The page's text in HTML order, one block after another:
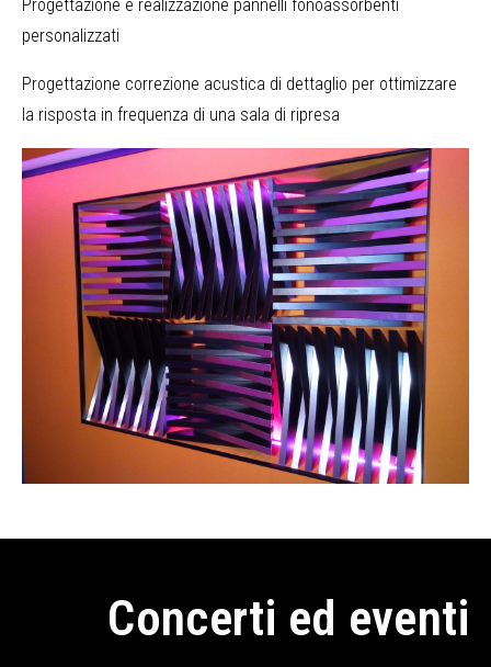
Progettazione e realizzazione pannelli fonoassorbenti
personalizzati
Progettazione correzione acustica di dettaglio per ottimizzare
la risposta in frequenza di una sala di ripresa
Concerti ed eventi